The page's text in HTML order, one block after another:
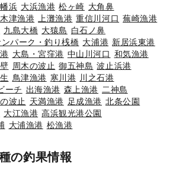
浜 大浜漁港 松ヶ崎 大角鼻
津漁港 上灘漁港 重信川河口 蕪崎漁港
九島大橋 大猿島 白石ノ鼻
パーク・釣り桟橋 大浦港 新居浜東港
大島・宮窪港 中山川河口 和気漁港
周木の波止 御五神島 波止浜港
鳥津漁港 寒川港 川之石港
ーチ 出海漁港 森上漁港 二神島
波止 天満漁港 足成漁港 北条公園
大江漁港 高浜観光港公園
大浦漁港 松漁港
の釣果情報